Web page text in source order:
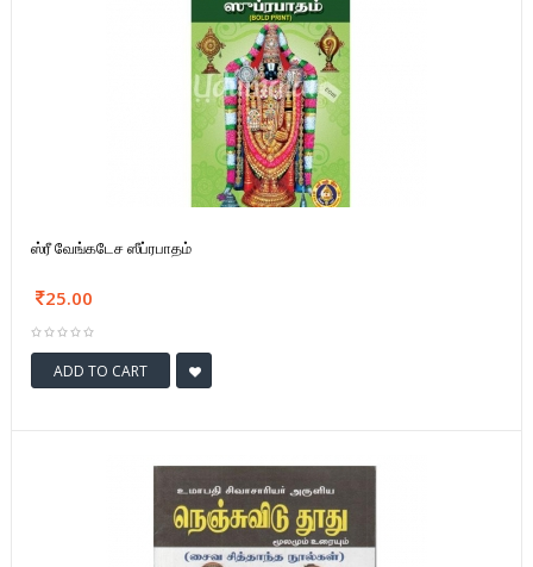
ஸ்ரீ வேங்கடேச ஸீப்ரபாதம்
25.00
ADD TO CART